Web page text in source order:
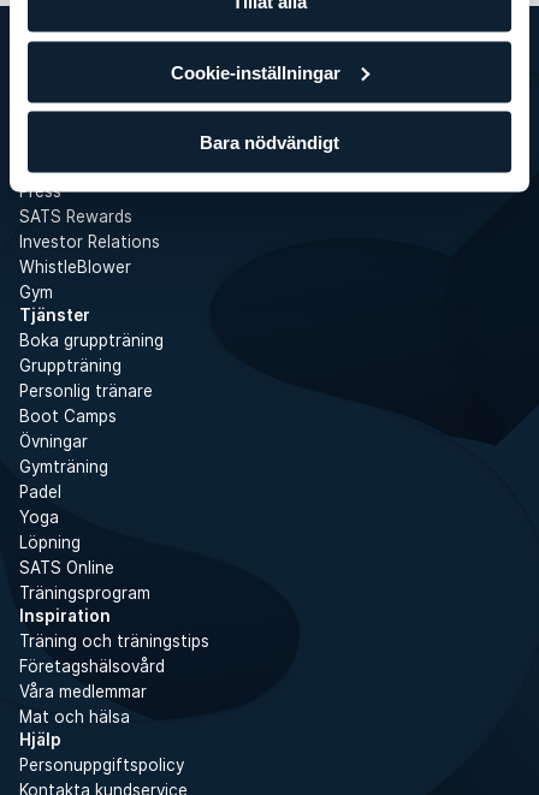
Cookie-inställningar
Bara nödvändigt
Det här är SATS
Jobba på SATS
Press
SATS Rewards
Investor Relations
WhistleBlower
Gym
Tjänster
Boka gruppträning
Gruppträning
Personlig tränare
Boot Camps
Övningar
Gymträning
Padel
Yoga
Löpning
SATS Online
Träningsprogram
Inspiration
Träning och träningstips
Företagshälsovård
Våra medlemmar
Mat och hälsa
Hjälp
Personuppgiftspolicy
Kontakta kundservice